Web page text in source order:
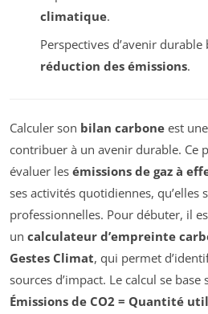
climatique.
Perspectives d’avenir durable
réduction des émissions.
Calculer son bilan carbone est
contribuer à un avenir durable. Ce
évaluer les émissions de gaz à
ses activités quotidiennes, qu’elles
professionnelles. Pour débuter, il
un calculateur d’empreinte
Gestes Climat, qui permet
sources d’impact. Le calcul se
Émissions de CO2 = Quantité